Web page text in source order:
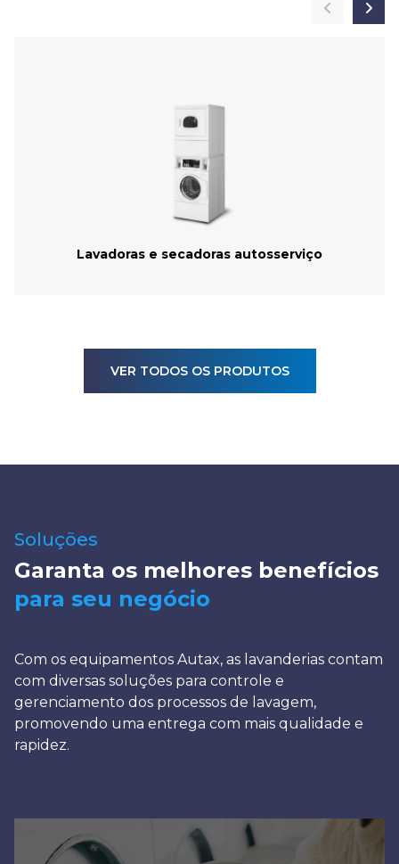
Lavadoras e secadoras autosserviço
VER TODOS OS PRODUTOS
Soluções
Garanta os melhores benefícios
para seu negócio
Com os equipamentos Autax, as lavanderias contam
com diversas soluções para controle e
gerenciamento dos processos de lavagem,
promovendo uma entrega com mais qualidade e
rapidez.